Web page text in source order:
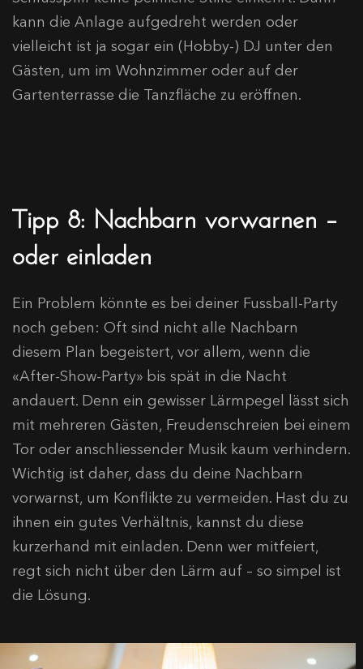
kann die Anlage aufgedreht werden oder
vielleicht ist ja sogar ein (Hobby-) DJ unter den
Gästen, um im Wohnzimmer oder auf der
Gartenterrasse die Tanzfläche zu eröffnen.
Tipp 8: Nachbarn vorwarnen –
oder einladen
Ein Problem könnte es bei deiner Fussball-Party
noch geben: Oft sind nicht alle Nachbarn
diesem Plan begeistert, vor allem, wenn die
«After-Show-Party» bis spät in die Nacht
andauert. Denn ein gewisser Lärmpegel lässt sich
mit mehreren Gästen, Freudenschreien bei einem
Tor oder anschliessender Musik kaum verhindern.
Wichtig ist daher, dass du deine Nachbarn
vorwarnst, um Konflikte zu vermeiden. Hast du zu
ihnen ein gutes Verhältnis, kannst du diese
kurzerhand mit einladen. Denn wer mitfeiert,
regt sich nicht über den Lärm auf – so simpel ist
die Lösung.